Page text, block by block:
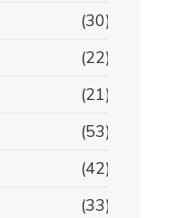
(30)
(22)
(21)
(53)
(42)
(33)